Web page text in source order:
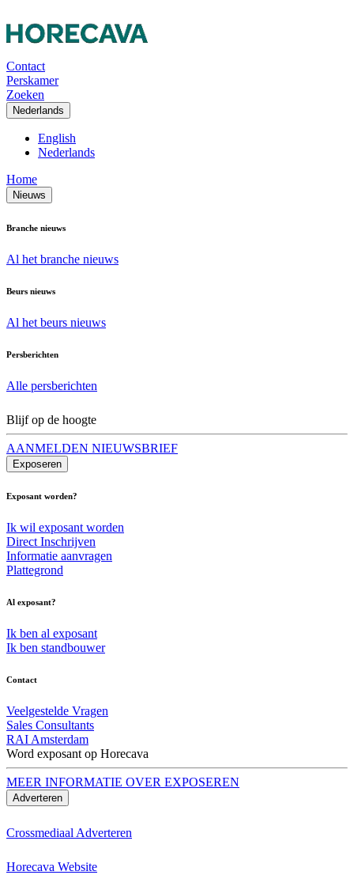
Contact
Perskamer
Zoeken
Nederlands
English
Nederlands
Home
Nieuws
Branche nieuws
Al het branche nieuws
Beurs nieuws
Al het beurs nieuws
Persberichten
Alle persberichten
Blijf op de hoogte
AANMELDEN NIEUWSBRIEF
Exposeren
Exposant worden?
Ik wil exposant worden
Direct Inschrijven
Informatie aanvragen
Plattegrond
Al exposant?
Ik ben al exposant
Ik ben standbouwer
Contact
Veelgestelde Vragen
Sales Consultants
RAI Amsterdam
Word exposant op Horecava
MEER INFORMATIE OVER EXPOSEREN
Adverteren
Crossmediaal Adverteren
Horecava Website